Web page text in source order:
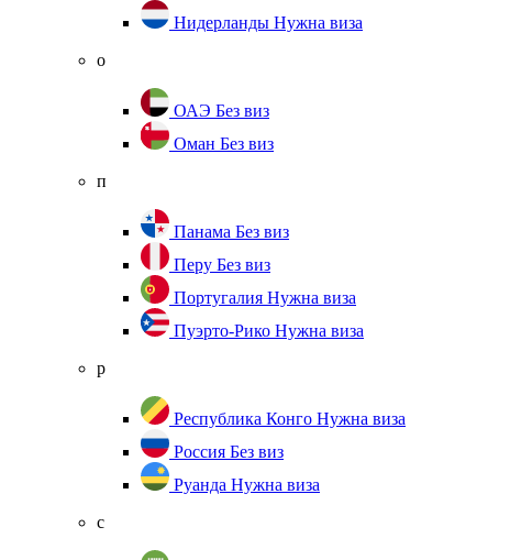
Нидерланды Нужна виза
о
ОАЭ Без виз
Оман Без виз
п
Панама Без виз
Перу Без виз
Португалия Нужна виза
Пуэрто-Рико Нужна виза
р
Республика Конго Нужна виза
Россия Без виз
Руанда Нужна виза
с